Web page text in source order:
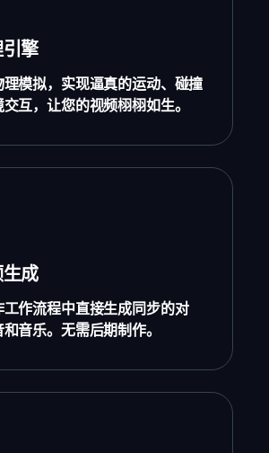
擎
模拟，实现逼真的运动、碰撞
互，让您的视频栩栩如生。
成
作流程中直接生成同步的对
音乐。无需后期制作。